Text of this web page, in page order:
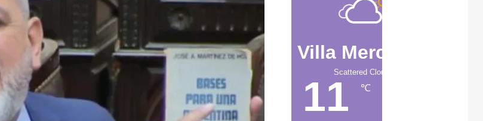
Villa Mercedes
Scattered Clouds
11 ℃